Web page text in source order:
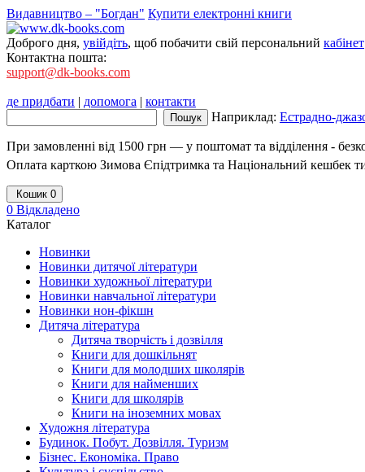
Видавництво – "Богдан" Купити електронні книги
Доброго дня, увійдіть, щоб побачити свій персональний кабінет
Контактна пошта:
support@dk-books.com
де придбати | допомога | контакти
Наприклад: Естрадно-
При замовленні від 1500 грн — у поштомат та відділення -
Оплата карткою Зимова Єпідтримка та Національний кешбек
Кошик 0
0 Відкладено
Каталог
Новинки
Новинки дитячої літератури
Новинки художньої літератури
Новинки навчальної літератури
Новинки нон-фікшн
Дитяча література
Дитяча творчість і дозвілля
Книги для дошкільнят
Книги для молодших школярів
Книги для найменших
Книги для школярів
Книги на іноземних мовах
Художня література
Будинок. Побут. Дозвілля. Туризм
Бізнес. Економіка. Право